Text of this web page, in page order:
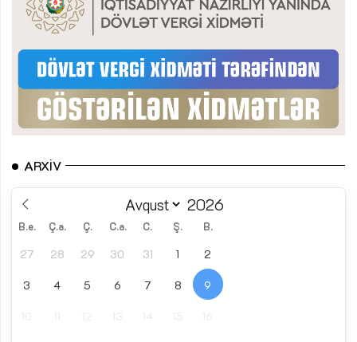
ARXIV
B.e. Ç.a. Ç. C.a. C. Ş. B.
27 28 29 30 31 1 2
3 4 5 6 7 8 9